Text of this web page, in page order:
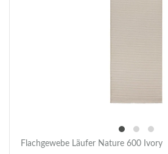
Flachgewebe Läufer Nature 600 Ivory